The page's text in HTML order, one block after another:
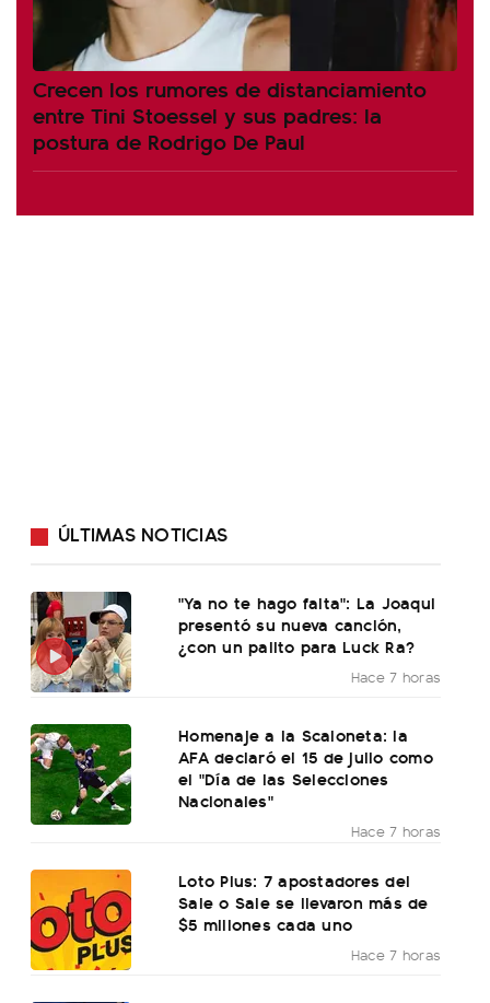
Crecen los rumores de distanciamiento
entre Tini Stoessel y sus padres: la
postura de Rodrigo De Paul
ÚLTIMAS NOTICIAS
"Ya no te hago falta": La Joaqui
presentó su nueva canción,
¿con un palito para Luck Ra?
Hace 7 horas
Homenaje a la Scaloneta: la
AFA declaró el 15 de julio como
el "Día de las Selecciones
Nacionales"
Hace 7 horas
Loto Plus: 7 apostadores del
Sale o Sale se llevaron más de
$5 millones cada uno
Hace 7 horas